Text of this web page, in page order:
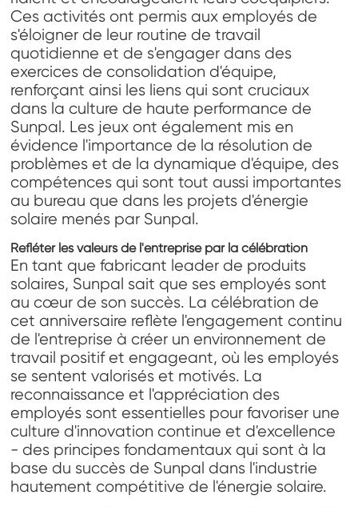
Ces activités ont permis aux employés de
s'éloigner de leur routine de travail
quotidienne et de s'engager dans des
exercices de consolidation d'équipe,
renforçant ainsi les liens qui sont cruciaux
dans la culture de haute performance de
Sunpal. Les jeux ont également mis en
évidence l'importance de la résolution de
problèmes et de la dynamique d'équipe, des
compétences qui sont tout aussi importantes
au bureau que dans les projets d'énergie
solaire menés par Sunpal.
Refléter les valeurs de l'entreprise par la célébration
En tant que fabricant leader de produits
solaires, Sunpal sait que ses employés sont
au cœur de son succès. La célébration de
cet anniversaire reflète l'engagement continu
de l'entreprise à créer un environnement de
travail positif et engageant, où les employés
se sentent valorisés et motivés. La
reconnaissance et l'appréciation des
employés sont essentielles pour favoriser une
culture d'innovation continue et d'excellence
- des principes fondamentaux qui sont à la
base du succès de Sunpal dans l'industrie
hautement compétitive de l'énergie solaire.